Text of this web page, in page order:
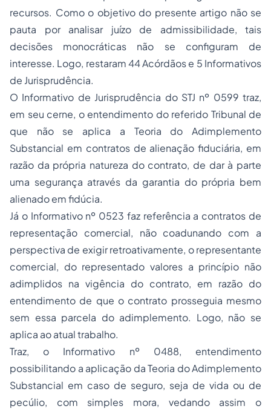
recursos. Como o objetivo do presente artigo não se
pauta por analisar juízo de admissibilidade, tais
decisões monocráticas não se configuram de
interesse. Logo, restaram 44 Acórdãos e 5 Informativos
de Jurisprudência.
O Informativo de Jurisprudência do STJ nº 0599 traz,
em seu cerne, o entendimento do referido Tribunal de
que não se aplica a Teoria do Adimplemento
Substancial em contratos de alienação fiduciária, em
razão da própria natureza do contrato, de dar à parte
uma segurança através da garantia do própria bem
alienado em fidúcia.
Já o Informativo nº 0523 faz referência a contratos de
representação comercial, não coadunando com a
perspectiva de exigir retroativamente, o representante
comercial, do representado valores a princípio não
adimplidos na vigência do contrato, em razão do
entendimento de que o contrato prosseguia mesmo
sem essa parcela do adimplemento. Logo, não se
aplica ao atual trabalho.
Traz, o Informativo nº 0488, entendimento
possibilitando a aplicação da Teoria do Adimplemento
Substancial em caso de seguro, seja de vida ou de
pecúlio, com simples mora, vedando assim o